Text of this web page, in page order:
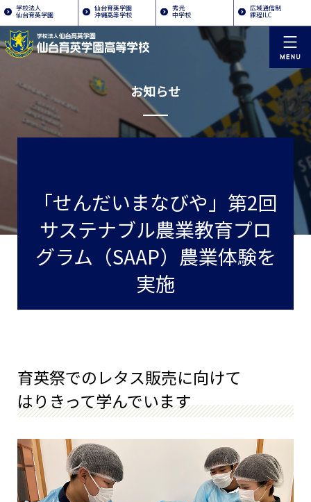
学校法人
仙台育英学園
仙台育英学園
沖縄高等学校
秀光
中学校
広域通信制
課程ILC
お知らせ
「せんだいまなびや」第2回
サステナブル農業教育プロ
グラム（SAAP）農業体験を
実施
育英祭でのレタス販売に向けて
はりきって学んでいます